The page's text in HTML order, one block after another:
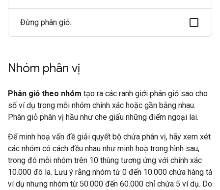
Đừng phân giỏ.
Nhóm phân vị
Phân giỏ theo nhóm tạo ra các ranh giới phân giỏ sao cho
số ví dụ trong mỗi nhóm chính xác hoặc gần bằng nhau.
Phân giỏ phân vị hầu như che giấu những điểm ngoại lai.
Để minh hoạ vấn đề giải quyết bộ chứa phân vị, hãy xem xét
các nhóm có cách đều nhau như minh hoạ trong hình sau,
trong đó mỗi nhóm trên 10 thùng tương ứng với chính xác
10.000 đô la. Lưu ý rằng nhóm từ 0 đến 10.000 chứa hàng tá
ví dụ nhưng nhóm từ 50.000 đến 60.000 chỉ chứa 5 ví dụ. Do